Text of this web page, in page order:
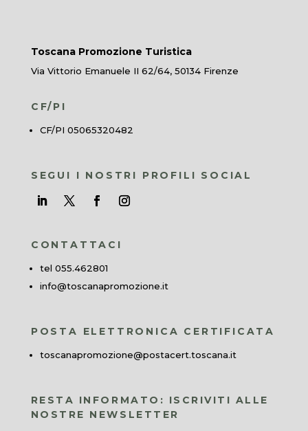
Toscana Promozione Turistica
Via Vittorio Emanuele II 62/64, 50134 Firenze
CF/PI
CF/PI 05065320482
SEGUI I NOSTRI PROFILI SOCIAL
CONTATTACI
tel 055.462801
info@toscanapromozione.it
POSTA ELETTRONICA CERTIFICATA
toscanapromozione@postacert.toscana.it
RESTA INFORMATO: ISCRIVITI ALLE
NOSTRE NEWSLETTER